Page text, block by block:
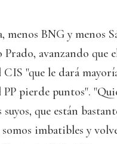
menos BNG y menos
avanzando que
CIS "que le dará
PP pierde puntos".
suyos, que están
somos imbatibles y